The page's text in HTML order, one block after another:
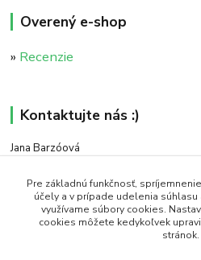
Overený e-shop
» Recenzie
Kontaktujte nás :)
Jana Barzóová
(PO - PIA, 8:00 - 18:00)
objednavky@naturaj.sk
Pre základnú funkčnosť,
účely a v prípade udelenia
využívame súbory cookies.
cookies môžete kedykoľvek
stránok.